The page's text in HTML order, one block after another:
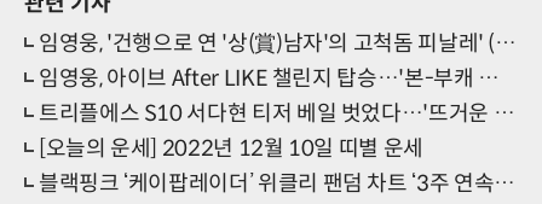
임영웅, '건행으로 연 '상(賞)남자'의 고척돔 피날레' (IM HERO 서울 앵콜)[종합]
임영웅, 아이브 After LIKE 챌린지 탑승…'본-부캐 오가는 걸그룹급 춤선'
트리플에스 S10 서다현 티저 베일 벗었다…'뜨거운 환호'
[오늘의 운세] 2022년 12월 10일 띠별 운세
블랙핑크 ‘케이팝레이더’ 위클리 팬덤 차트 ‘3주 연속 1위’ 기염